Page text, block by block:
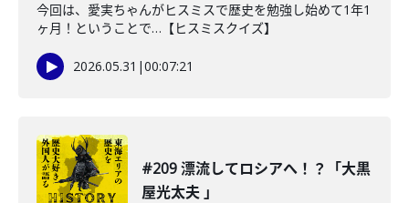
今回は、愛実ちゃんがヒスミスで歴史を勉強し始めて1年1
ヶ月！ということで…【ヒスミスクイズ】
2026.05.31 |00:07:21
#209 漂流してロシアへ！？「大黒
屋光太夫 」